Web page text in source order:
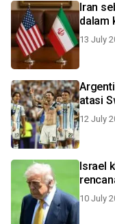
Iran
dalam
13 July
atasi
12 July
Israel
10 July